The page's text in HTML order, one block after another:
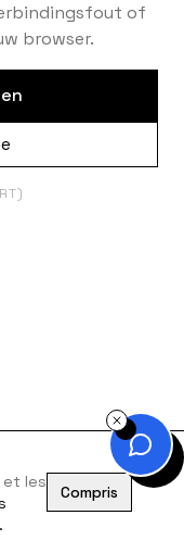
of
browser.
les
Compris